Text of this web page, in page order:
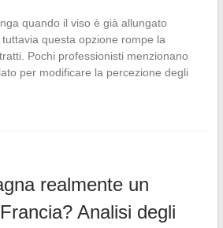
quando il viso è già allungato
questa opzione rompe la
Pochi professionisti menzionano
per modificare la percezione degli
realmente un
Analisi degli